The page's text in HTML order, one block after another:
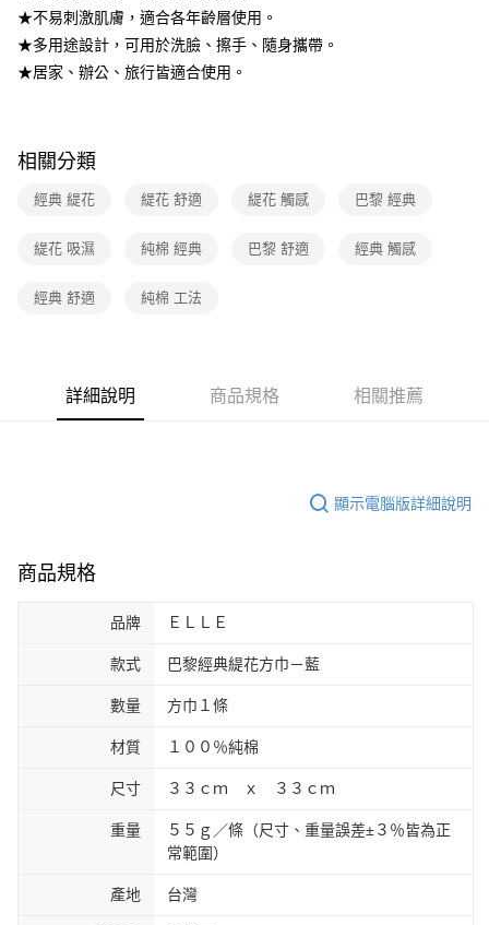
★不易刺激肌膚，適合各年齡層使用。
★多用途設計，可用於洗臉、擦手、隨身攜帶。
★居家、辦公、旅行皆適合使用。
相關分類
經典 緹花 緹花 舒適 緹花 觸感 巴黎 經典
緹花 吸濕 純棉 經典 巴黎 舒適 經典 觸感
經典 舒適 純棉 工法
詳細說明 商品規格 相關推薦
顯示電腦版詳細說明
商品規格
品牌 ＥＬＬＥ
款式 巴黎經典緹花方巾－藍
數量 方巾１條
材質 １００％純棉
尺寸 ３３ｃｍ ｘ ３３ｃｍ
重量
５５ｇ／條（尺寸、重量誤差±３％皆為正
常範圍）
產地 台灣